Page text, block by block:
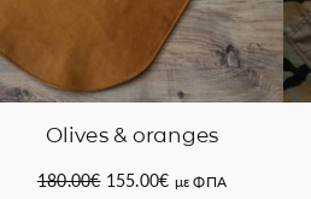
Οlives & oranges
180.00€ Original
155.00€Ημε ΦΠΑ